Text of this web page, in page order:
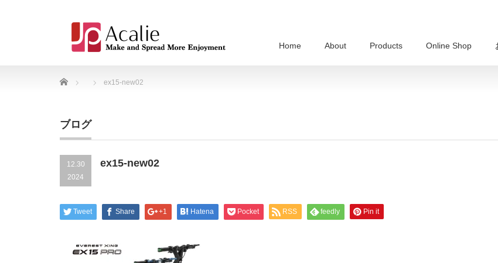
Home About Products Online Shop
Home ex15-new02
ブログ
12.30
2024
ex15-new02
Tweet Share +1 Hatena Pocket RSS feedly Pin it